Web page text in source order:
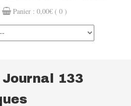
Panier : 0,00€ ( 0 )
Journal 133